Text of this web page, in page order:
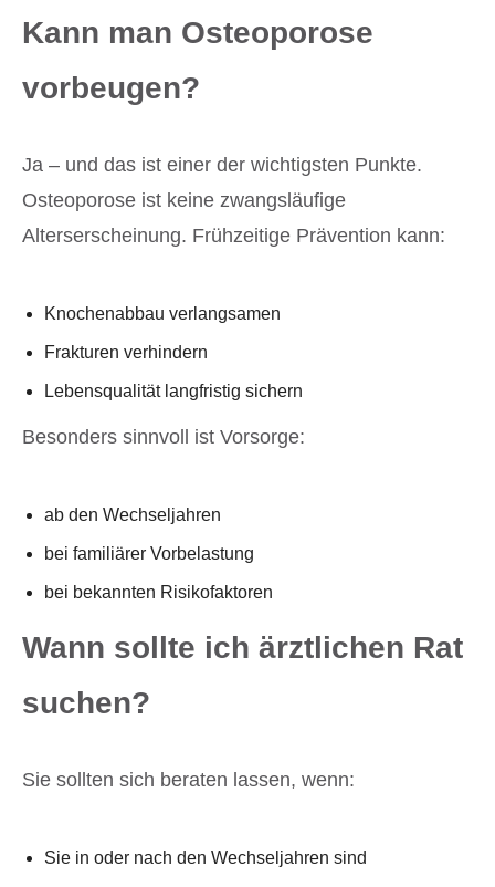
Kann man Osteoporose
vorbeugen?
Ja – und das ist einer der wichtigsten Punkte.
Osteoporose ist keine zwangsläufige
Alterserscheinung. Frühzeitige Prävention kann:
Knochenabbau verlangsamen
Frakturen verhindern
Lebensqualität langfristig sichern
Besonders sinnvoll ist Vorsorge:
ab den Wechseljahren
bei familiärer Vorbelastung
bei bekannten Risikofaktoren
Wann sollte ich ärztlichen Rat
suchen?
Sie sollten sich beraten lassen, wenn:
Sie in oder nach den Wechseljahren sind